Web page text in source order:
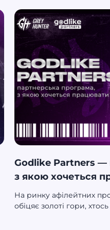
пояснимо, навіщо він
Godlike Partners —
з якою хочеться
На ринку афілейтних
обіцяє золоті гори,